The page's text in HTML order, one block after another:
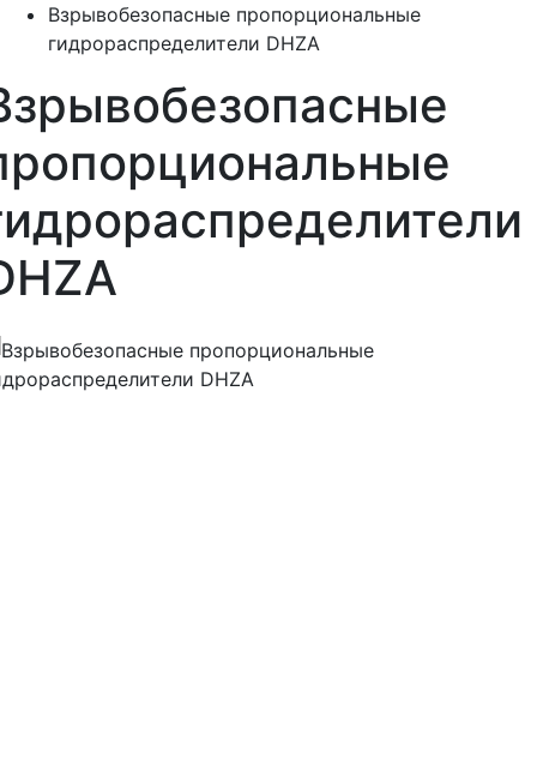
Взрывобезопасные пропорциональные
гидрораспределители DHZA